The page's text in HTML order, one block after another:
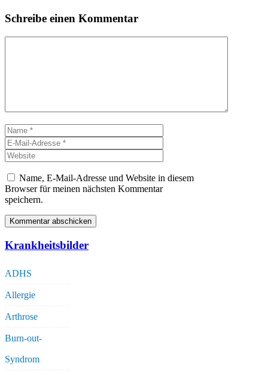
Schreibe einen Kommentar
Name
Mail-
Adresse
Name, E-Mail-Adresse und Website in diesem
Browser für meinen nächsten Kommentar
speichern.
Krankheitsbilder
ADHS
Allergie
Arthrose
Burn-out-
Syndrom